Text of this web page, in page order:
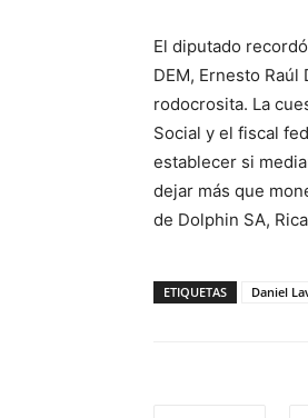
El diputado
DEM, Ernesto
rodocrosita. La
Social y el fiscal
establecer si
dejar más que
de Dolphin SA,
ETIQUETAS Daniel